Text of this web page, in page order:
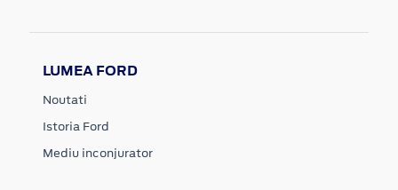
LUMEA FORD
Noutati
Istoria Ford
Mediu inconjurator